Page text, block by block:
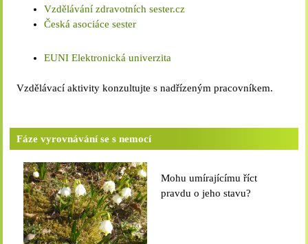
Vzdělávání zdravotních sester.cz
Česká asociáce sester
EUNI Elektronická univerzita
Vzdělávací aktivity konzultujte s nadřízeným pracovníkem.
Fáze vyrovnávání se s nemocí
Mohu umírajícímu říct
pravdu o jeho stavu?